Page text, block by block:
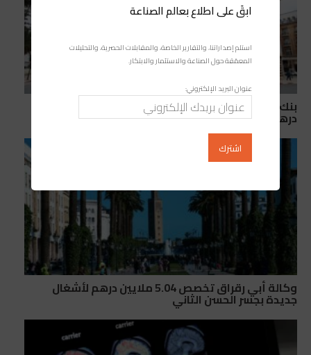
درهم
وكالة أبي رقراق تخصص 5.04 ملايين درهم لأشغال
جديدة بجسر الحسن الثاني
ابقَ على اطلاع بعالم الصناعة
استلم إصداراتنا، والتقارير الخاصة، والمقابلات الحصرية، والتحليلات
المعمّقة حول الصناعة والاستثمار والابتكار.
عنوان البريد الإلكتروني: